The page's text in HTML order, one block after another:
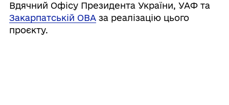
Вдячний Офісу Президента України, УАФ та
Закарпатській ОВА за реалізацію цього
проєкту.